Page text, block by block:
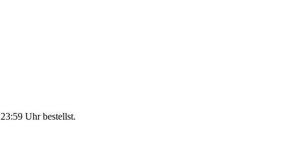
Uhrbestellst.